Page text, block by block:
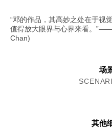
“邓的作品，其高妙之处在于视
值得放大眼界与心界来看。
Chan)
场
其他